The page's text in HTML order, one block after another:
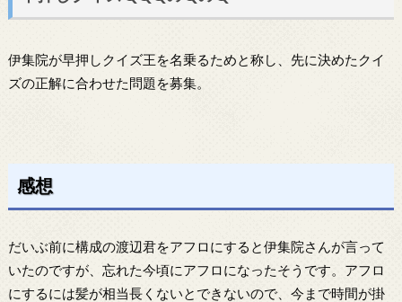
伊集院が早押しクイズ王を名乗るためと称し、先に決めたクイ
ズの正解に合わせた問題を募集。
感想
だいぶ前に構成の渡辺君をアフロにすると伊集院さんが言って
いたのですが、忘れた今頃にアフロになったそうです。アフロ
にするには髪が相当長くないとできないので、今まで時間が掛